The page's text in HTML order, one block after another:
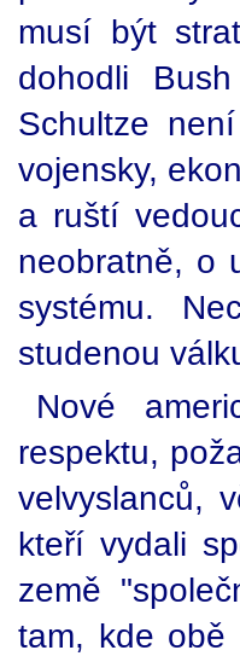
musí být
dohodli
Schultze
vojensky,
a ruští
neobratně, o
systému.
studenou
Nové
respektu,
velvyslanců,
kteří vydali
země
tam, kde obě